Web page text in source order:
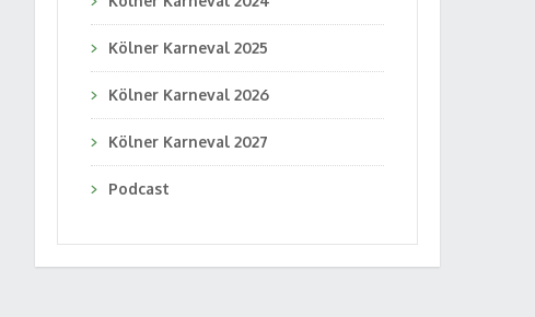
Kölner Karneval 2025
Kölner Karneval 2026
Kölner Karneval 2027
Podcast